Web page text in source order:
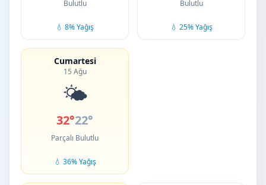
Bulutlu
💧 8% Yağış
Bulutlu
💧 25% Yağış
Cumartesi
15 Ağu
🌤️
32°22°
Parçalı Bulutlu
💧 36% Yağış